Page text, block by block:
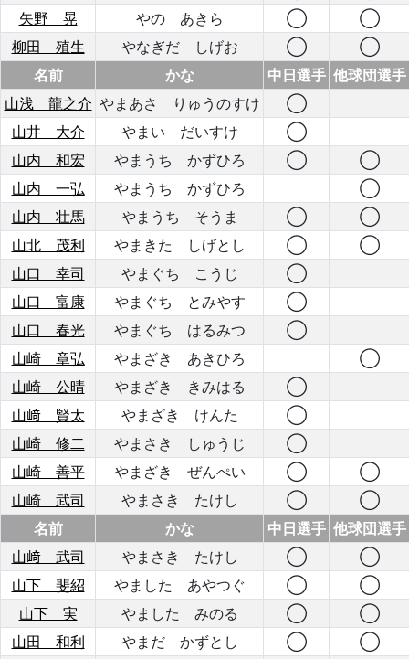
矢野 晃
やの あきら ◯
◯
柳田 殖生
やなぎだ しげお ◯
◯
名前
かな 中日選手 他球団選手
山浅 龍之介 やまあさ りゅうのすけ
◯
山井 大介
やまい だいすけ
◯
山内 和宏
やまうち かずひろ ◯
◯
山内 一弘
やまうち かずひろ
◯
山内 壮馬
やまうち そうま ◯
◯
山北 茂利
やまきた しげとし ◯
◯
山口 幸司
やまぐち こうじ
◯
山口 富康
やまぐち とみやす
◯
山口 春光
やまぐち はるみつ
◯
山崎 章弘
やまざき あきひろ
◯
山崎 公晴
やまざき きみはる
◯
山﨑 賢太
やまざき けんた
◯
山崎 修二
やまさき しゅうじ
◯
山崎 善平
やまざき ぜんぺい ◯
◯
山崎 武司
やまさき たけし ◯
◯
名前
かな 中日選手 他球団選手
山﨑 武司
やまさき たけし ◯
◯
山下 斐紹
やました あやつぐ ◯
◯
山下 実
やました みのる ◯
◯
山田 和利
やまだ かずとし ◯
◯